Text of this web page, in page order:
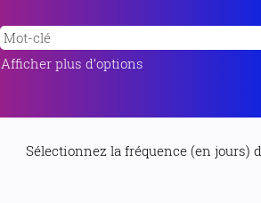
Afficher plus d’options
Sélectionnez la fréquence (en jours)